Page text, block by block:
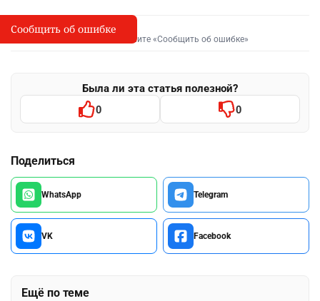
I
Сообщить об опечатке
Выделите фрагмент и нажмите «Сообщить об ошибке»
Была ли эта статья полезной?
0 0
Поделиться
WhatsApp Telegram
VK Facebook
Ещё по теме
Сообщить об ошибке